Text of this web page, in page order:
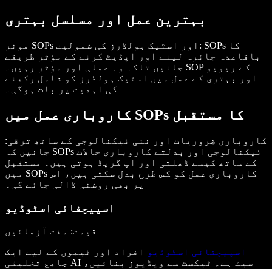
بہترین عمل اور مسلسل بہتری
موثر SOPs اور اسٹیک ہولڈرز کی شمولیت : SOPs کا
باقاعدہ جائزہ لینے اور اپڈیٹ کرنے کے مؤثر طریقے
جانیں تاکہ وہ عملی اور مؤثر رہیں۔ SOP کے ریویو
اور بہتری کے عمل میں اسٹیک ہولڈرز کو شامل رکھنے
کی اہمیت پر بات ہوگی۔
کاروباری عمل میں SOPs کا مستقبل
کاروباری ضروریات اور نئی ٹیکنالوجی کے ساتھ ترقی:
جانیں کہ SOPs ٹیکنالوجی اور بدلتے کاروباری حالات
کے ساتھ کیسے ڈھلتی اور اپ گریڈ ہوتی ہیں۔ مستقبل
میں SOPs کاروباری عمل کو کس طرح بدل سکتی ہیں، اس
پر بھی روشنی ڈالی جائے گی۔
اسپیچفائی اسٹوڈیو
قیمت: مفت آزمائیں
اسپیچفائی اسٹوڈیو
افراد اور ٹیموں کے لیے ایک
جامع تخلیقی AI سیٹ ہے۔ ٹیکسٹ سے ویڈیوز بنائیں،